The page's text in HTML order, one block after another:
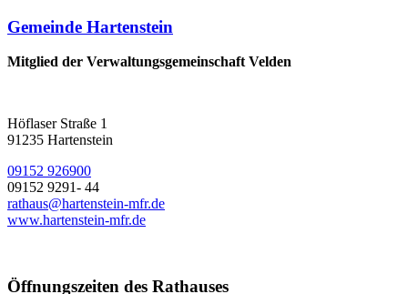
Gemeinde Hartenstein
Mitglied der Verwaltungsgemeinschaft Velden
Höflaser Straße 1
91235 Hartenstein
09152 926900
09152 9291- 44
rathaus@hartenstein-mfr.de
www.hartenstein-mfr.de
Öffnungszeiten des Rathauses